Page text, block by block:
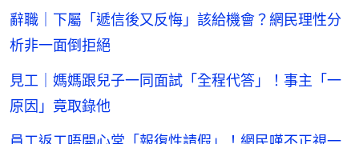
辭職｜下屬「遞信後又反悔」該給機會？網民理性分
析非一面倒拒絕
見工｜媽媽跟兒子一同面試「全程代答」！事主「一
原因」竟取錄他